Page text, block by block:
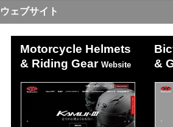
ェブサイト
Motorcycle Helmets
& Riding Gear Website
&